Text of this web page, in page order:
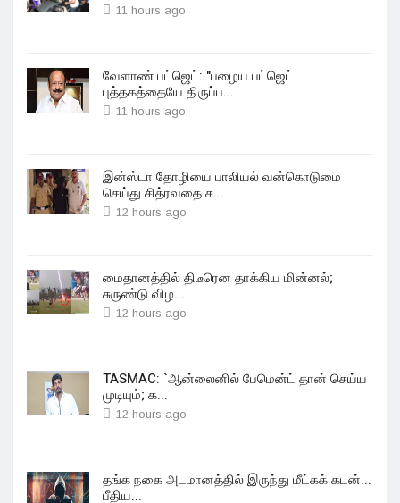
11 hours ago
வேளாண் பட்ஜெட்: "பழைய பட்ஜெட்
புத்தகத்தையே திருப்ப...
11 hours ago
இன்ஸ்டா தோழியை பாலியல் வன்கொடுமை
செய்து சித்ரவதை ச...
12 hours ago
மைதானத்தில் திடீரென தாக்கிய மின்னல்;
சுருண்டு விழ...
12 hours ago
TASMAC: `ஆன்லைனில் பேமென்ட் தான் செய்ய
முடியும்; க...
12 hours ago
தங்க நகை அடமானத்தில் இருந்து மீட்கக் கடன்...
பீதிய...